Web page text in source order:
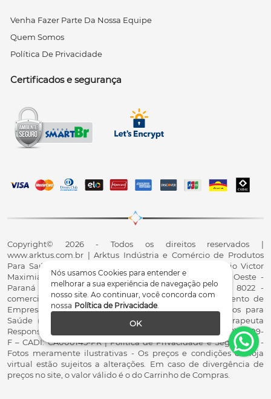
Nós usamos Cookies para entender e
melhorar a sua experiência de navegação pelo
nosso site. Ao continuar, você concorda com
nossa Política de Privacidade.
OK
Venha Fazer Parte Da Nossa Equipe
Quem Somos
Política De Privacidade
Certificados e segurança
Copyright© 2026 - Todos os direitos reservados |
www.arktus.com.br | Arktus Indústria e Comércio de Produtos
Para Saúde Ltda | CNPJ: 01.417.367/0001-78 | R. Antônio Victor
Maximiano, 107, Parque Industrial II, Santa Tereza do Oeste -
Paraná - CEP 85825-900 - Fale conosco: 0800 200 8022 -
comercial@arktus.com.br | Autorização de Funcionamento de
Empresa - AFE/ANVISA - Para Fabricação de Produtos para
Saúde (Correlatos): 8.02.844-5 (UX418X102741) - Fisioterapeuta
Responsável Técnico Dr. Alex Fernando Zani - Crefito8(PR): 8409-
F – CADI: CA000145-PR | Política de Privacidade e Segurança -
Fotos meramente ilustrativas - Os preços e condições da loja
virtual estão sujeitos a alterações. Em caso de divergência de
preços no site, o valor válido é o do Carrinho de Compras.